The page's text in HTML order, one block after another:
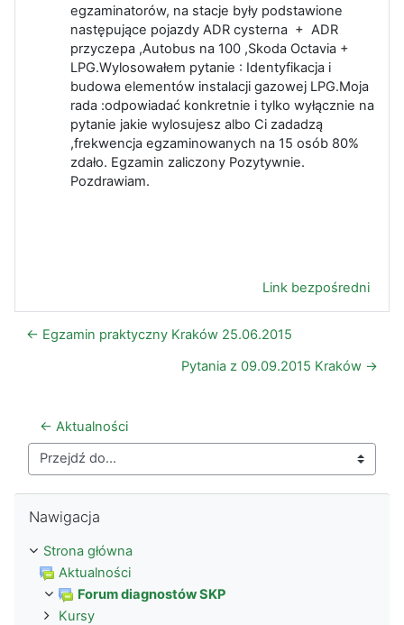
egzaminatorów, na stacje były podstawione
następujące pojazdy ADR cysterna + ADR
przyczepa ,Autobus na 100 ,Skoda Octavia +
LPG.Wylosowałem pytanie : Identyfikacja i
budowa elementów instalacji gazowej LPG.Moja
rada :odpowiadać konkretnie i tylko wyłącznie na
pytanie jakie wylosujesz albo Ci zadadzą
,frekwencja egzaminowanych na 15 osób 80%
zdało. Egzamin zaliczony Pozytywnie.
Pozdrawiam.
Link bezpośredni
← Egzamin praktyczny Kraków 25.06.2015
Pytania z 09.09.2015 Kraków →
← Aktualności
Przejdź do...
Nawigacja
Strona główna
Aktualności
Forum diagnostów SKP
Kursy